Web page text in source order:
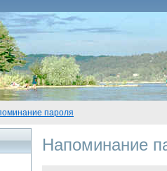
пароля
Напоминание